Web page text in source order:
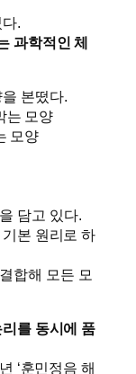
.
과학적인 체
본떴다.
는 모양
모양
담고 있다.
본 원리로 하
합해 모든 모
를 동시에 품
‘훈민정음 해